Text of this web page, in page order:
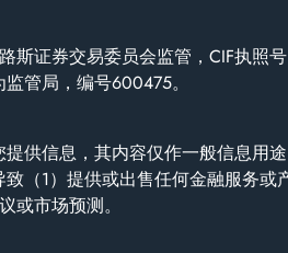
斯证券交易委员会监管，CIF执
管局，编号600475。
供信息，其内容仅作一般信息用
（1）提供或出售任何金融服务
或市场预测。